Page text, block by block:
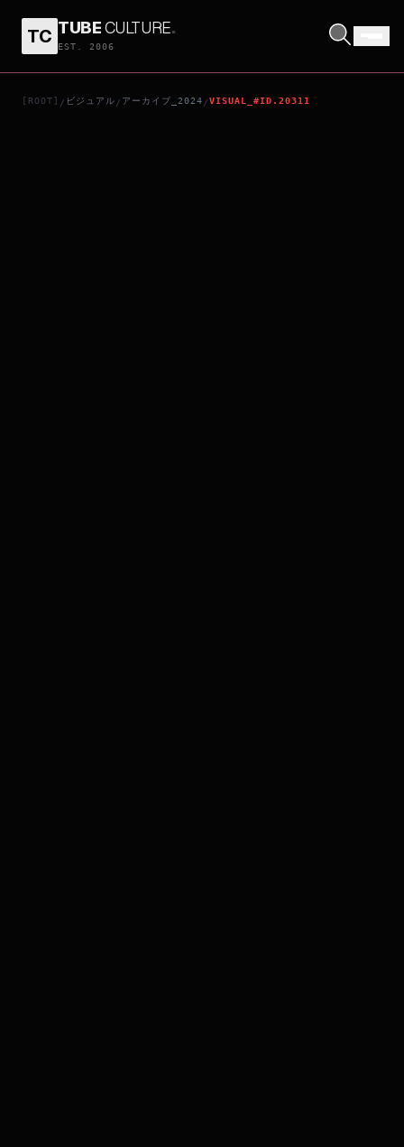
TC TUBECULTURE.
EST. 2006
[ROOT] / ビジュアル / アーカイブ_2024 /VISUAL_#ID.20311
侵蝕